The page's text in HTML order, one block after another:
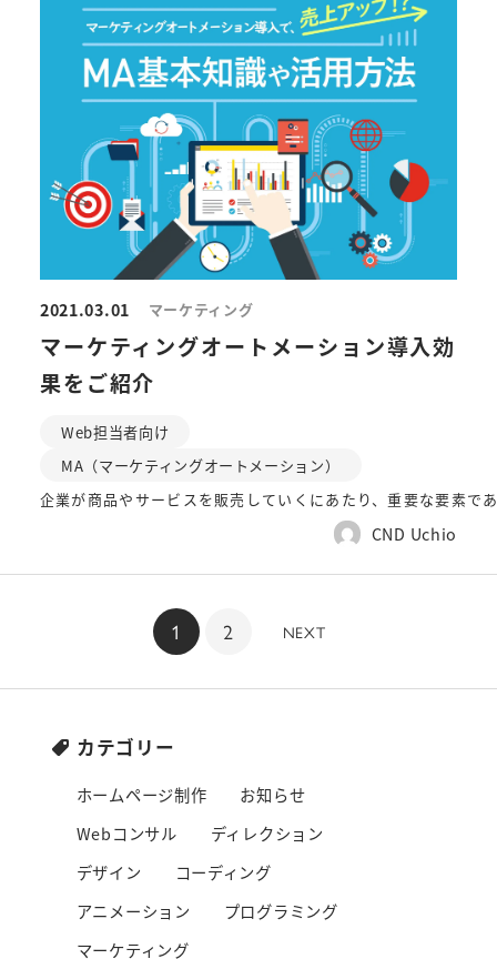
2021.03.01 マーケティング
マーケティングオートメーション導入効
果をご紹介
Web担当者向け
MA（マーケティングオートメーション）
企業が商品やサービスを販売していくにあたり、重要な要素
CND Uchio
1 2 NEXT
カテゴリー
ホームページ制作
お知らせ
Webコンサル
ディレクション
デザイン
コーディング
アニメーション
プログラミング
マーケティング